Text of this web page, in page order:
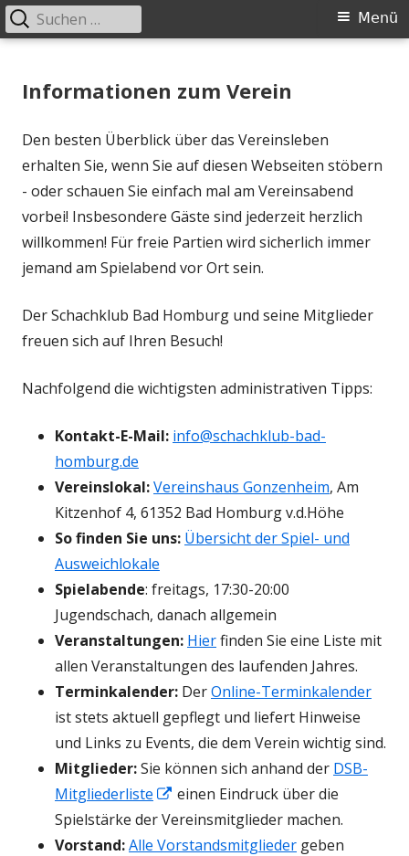
zum
Primäres
Menü
Suchen
nach:
Informationen zum Verein
Den besten Überblick über das Vereinsleben
erhalten Sie, wenn Sie auf diesen Webseiten stöbern
- oder schauen Sie einfach mal am Vereinsabend
vorbei! Insbesondere Gäste sind jederzeit herzlich
willkommen! Für freie Partien wird sicherlich immer
jemand am Spielabend vor Ort sein.
Der Schachklub Bad Homburg und seine Mitglieder
freuen sich auf Ihren Besuch!
Nachfolgend die wichtigsten administrativen Tipps:
Kontakt-E-Mail: info@schachklub-bad-
homburg.de
Vereinslokal:Vereinshaus Gonzenheim, Am
Kitzenhof 4, 61352 Bad Homburg v.d.Höhe
So finden Sie uns: Übersicht der Spiel- und
Ausweichlokale
Spielabende: freitags, 17:30-20:00
Jugendschach, danach allgemein
Veranstaltungen: Hierfinden Sie eine Liste mit
allen Veranstaltungen des laufenden Jahres.
Terminkalender: DerOnline-Terminkalender
ist stets aktuell gepflegt und liefert Hinweise
und Links zu Events, die dem Verein wichtig sind.
Mitglieder:Sie können sich anhand der DSB-
Mitgliederliste
In
neuem
Fenster
einen Eindruck über die
Spielstärke der Vereinsmitglieder machen.
Vorstand:Alle Vorstandsmitglieder geben